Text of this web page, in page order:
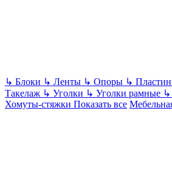
↳ Блоки ↳ Ленты ↳ Опоры ↳
Такелаж ↳ Уголки ↳ Уголки рамные ↳
Хомуты-стяжки Показать все